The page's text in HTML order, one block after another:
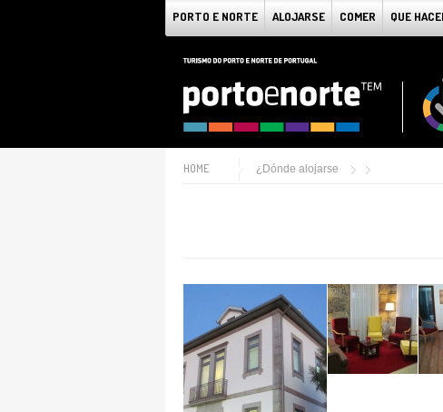
PORTO E NORTE ALOJARSE COMER QUE
HOME ¿Dónde alojarse